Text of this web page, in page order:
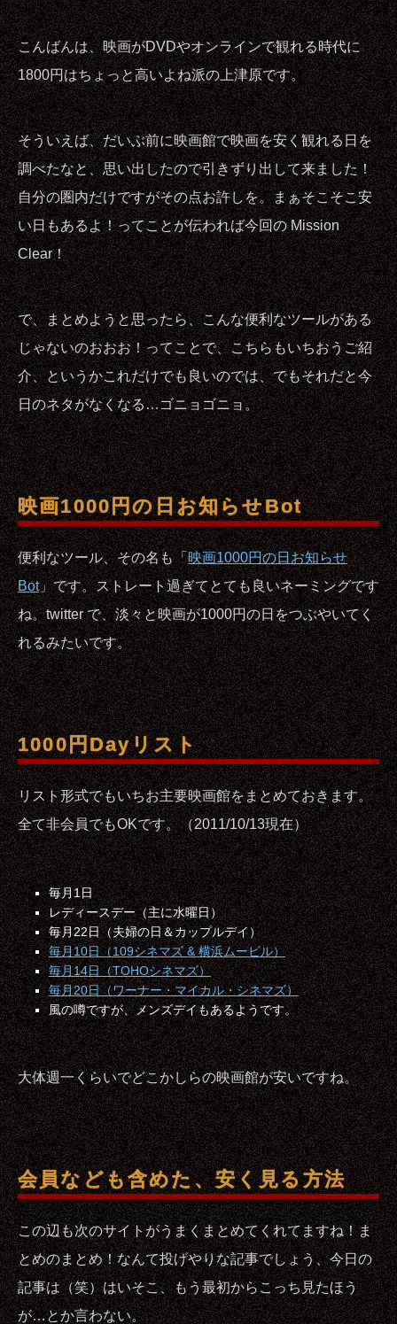
こんばんは、映画がDVDやオンラインで観れる時代に
1800円はちょっと高いよね派の上津原です。
そういえば、だいぶ前に映画館で映画を安く観れる日を
調べたなと、思い出したので引きずり出して来ました！
自分の圏内だけですがその点お許しを。まぁそこそこ安
い日もあるよ！ってことが伝われば今回の Mission
Clear！
で、まとめようと思ったら、こんな便利なツールがある
じゃないのおおお！ってことで、こちらもいちおうご紹
介、というかこれだけでも良いのでは、でもそれだと今
日のネタがなくなる…ゴニョゴニョ。
映画1000円の日お知らせBot
便利なツール、その名も「映画1000円の日お知らせ
Bot」です。ストレート過ぎてとても良いネーミングです
ね。twitter で、淡々と映画が1000円の日をつぶやいてく
れるみたいです。
1000円Dayリスト
リスト形式でもいちお主要映画館をまとめておきます。
全て非会員でもOKです。（2011/10/13現在）
毎月1日
レディースデー（主に水曜日）
毎月22日（夫婦の日＆カップルデイ）
毎月10日（109シネマズ & 横浜ムービル）
毎月14日（TOHOシネマズ）
毎月20日（ワーナー・マイカル・シネマズ）
風の噂ですが、メンズデイもあるようです。
大体週一くらいでどこかしらの映画館が安いですね。
会員なども含めた、安く見る方法
この辺も次のサイトがうまくまとめてくれてますね！ま
とめのまとめ！なんて投げやりな記事でしょう、今日の
記事は（笑）はいそこ、もう最初からこっち見たほう
が…とか言わない。